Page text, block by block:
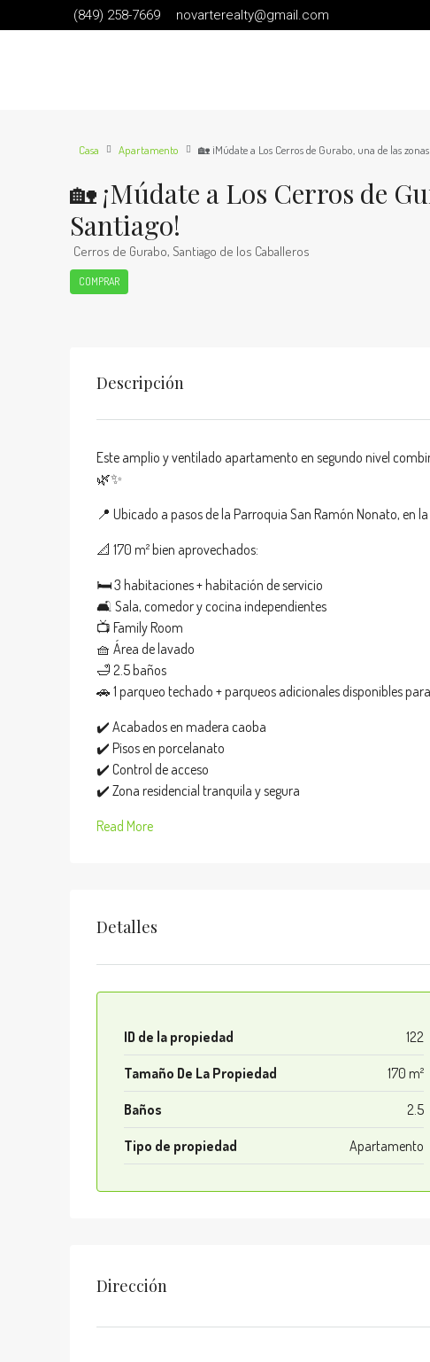
(849) 258-7669 novarterealty@gmail.com
Casa Apartamento 🏡 ¡Múdate a Los Cerros de Gurabo, una de las
🏡 ¡Múdate a Los Cerros de
Santiago!
Cerros de Gurabo, Santiago de los Caballeros
COMPRAR
Descripción
Este amplio y ventilado apartamento en segundo nivel
🌿✨
📍 Ubicado a pasos de la Parroquia San Ramón Nonato, en
📐 170 m² bien aprovechados:
🛏️ 3 habitaciones + habitación de servicio
🛋️ Sala, comedor y cocina independientes
📺 Family Room
🧺 Área de lavado
🛁 2.5 baños
🚗 1 parqueo techado + parqueos adicionales disponibles
✔️ Acabados en madera caoba
✔️ Pisos en porcelanato
✔️ Control de acceso
✔️ Zona residencial tranquila y segura
Read More
Detalles
ID de la propiedad 122
Tamaño De La Propiedad 170 m²
Baños 2.5
Tipo de propiedad Apartamento
Dirección